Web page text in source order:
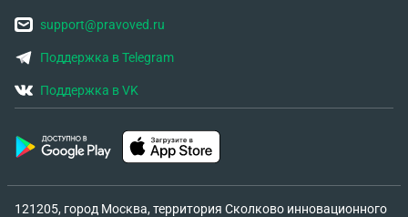
support@pravoved.ru
Поддержка в Telegram
Поддержка в VK
121205, город Москва, территория Сколково инновационного